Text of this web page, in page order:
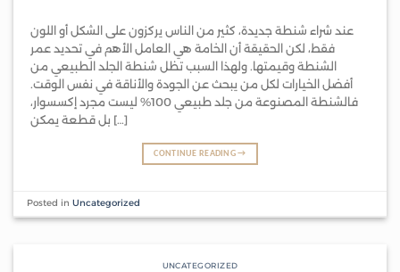
عند شراء شنطة جديدة، كثير من الناس يركزون على الشكل أو اللون
فقط، لكن الحقيقة أن الخامة هي العامل الأهم في تحديد عمر
الشنطة وقيمتها. ولهذا السبب تظل شنطة الجلد الطبيعي من
أفضل الخيارات لكل من يبحث عن الجودة والأناقة في نفس الوقت.
فالشنطة المصنوعة من جلد طبيعي 100% ليست مجرد إكسسوار،
بل قطعة يمكن […]
CONTINUE READING→
Posted inUncategorized
UNCATEGORIZED